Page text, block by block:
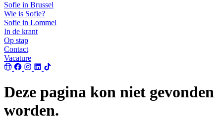
Sofie in Brussel
Wie is Sofie?
Sofie in Lommel
In de krant
Op stap
Contact
Vacature
Deze pagina kon niet gevonden
worden.